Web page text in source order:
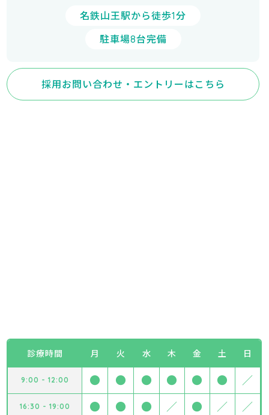
名鉄山王駅から徒歩1分
駐車場8台完備
採用お問い合わせ・エントリーはこちら
診療時間 月 火 水 木 金 土 日
9:00 - 12:00 ● ● ● ● ● ● ／
16:30 - 19:00 ● ● ● ／ ● ／ ／